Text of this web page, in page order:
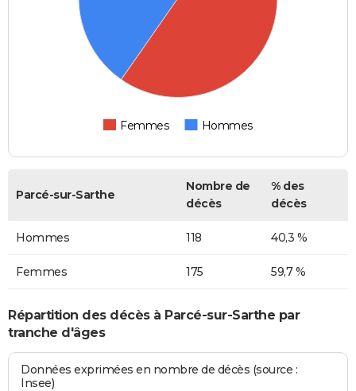
Femmes Hommes
Parcé-sur-Sarthe
Nombre de
décès
% des
décès
Hommes 118 40,3 %
Femmes 175 59,7 %
Répartition des décès à Parcé-sur-Sarthe par
tranche d'âges
Données exprimées en nombre de décès (source :
Insee)